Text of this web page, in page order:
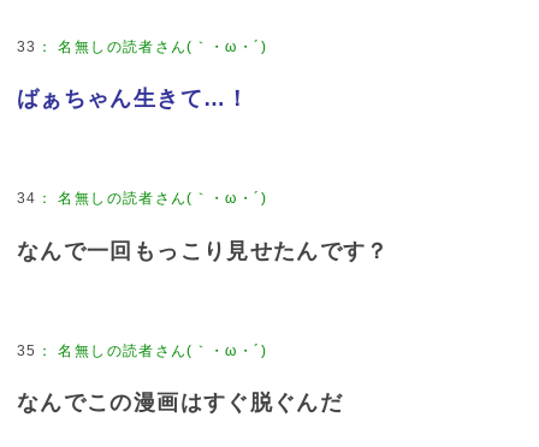
33 ：名無しの読者さん(｀・ω・´)
ばぁちゃん生きて…！
34 ：名無しの読者さん(｀・ω・´)
なんで一回もっこり見せたんです？
35 ：名無しの読者さん(｀・ω・´)
なんでこの漫画はすぐ脱ぐんだ